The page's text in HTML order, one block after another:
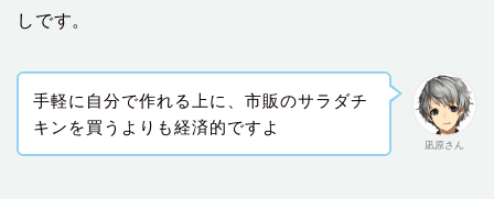
しです。
凪原さん
手軽に自分で作れる上に、市販のサラダチ
キンを買うよりも経済的ですよ